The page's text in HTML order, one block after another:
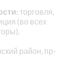
торговля,
(во всех
район, пр-